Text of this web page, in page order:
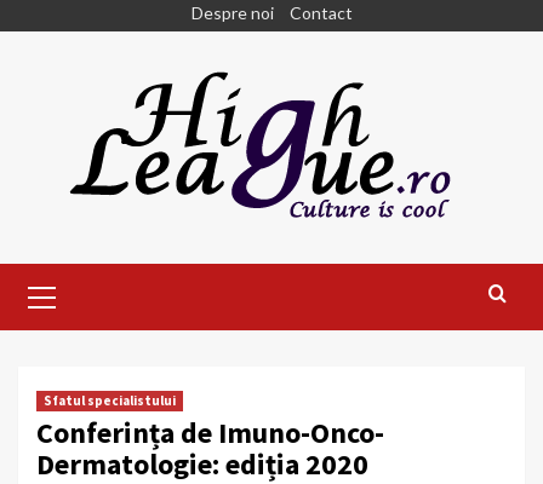
Despre noi Contact
Menu
Sfatul specialistului
Conferința de Imuno-Onco-
Dermatologie: ediția 2020